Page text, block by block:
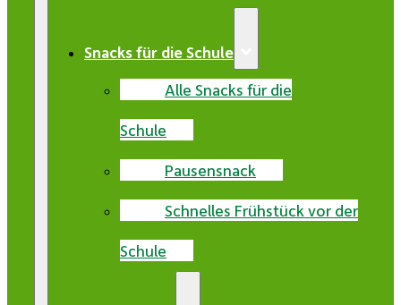
Snacks für die Schule
Alle Snacks für die
Schule
Pausensnack
Schnelles Frühstück vor der
Schule